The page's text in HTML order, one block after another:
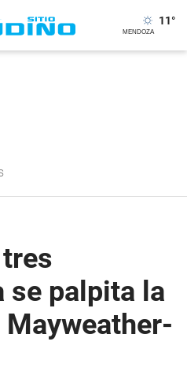
11°
se palpita la